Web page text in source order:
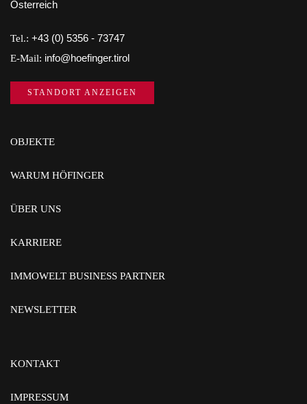
Österreich
Tel.: +43 (0) 5356 - 73747
E-Mail: info@hoefinger.tirol
STANDORT ANZEIGEN
OBJEKTE
WARUM HÖFINGER
ÜBER UNS
KARRIERE
IMMOWELT BUSINESS PARTNER
NEWSLETTER
KONTAKT
IMPRESSUM